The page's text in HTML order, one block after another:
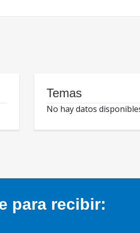
Temas
No hay datos
para recibir: